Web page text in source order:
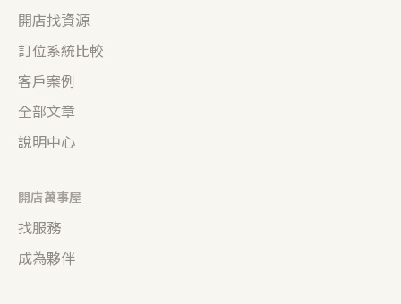
開店找資源
訂位系統比較
客戶案例
全部文章
說明中心
開店萬事屋
找服務
成為夥伴